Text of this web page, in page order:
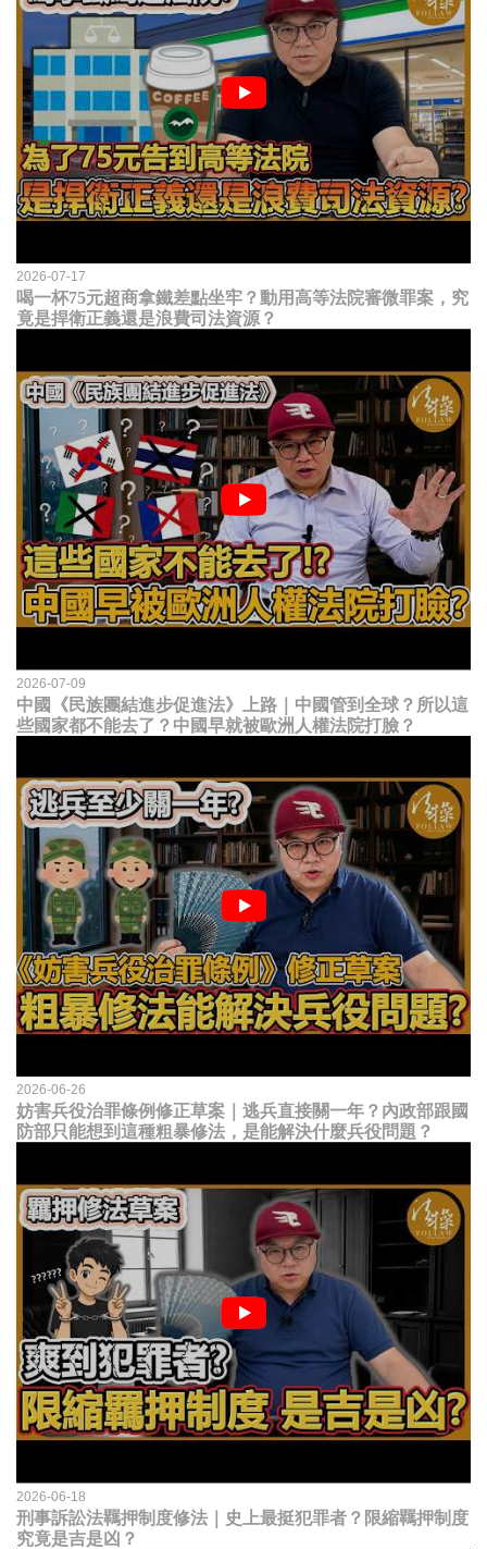
2026-07-17
喝一杯75元超商拿鐵差點坐牢？動用高等法院審微罪案，究
竟是捍衛正義還是浪費司法資源？
2026-07-09
中國《民族團結進步促進法》上路｜中國管到全球？所以這
些國家都不能去了？中國早就被歐洲人權法院打臉？
2026-06-26
妨害兵役治罪條例修正草案｜逃兵直接關一年？內政部跟國
防部只能想到這種粗暴修法，是能解決什麼兵役問題？
2026-06-18
刑事訴訟法羈押制度修法｜史上最挺犯罪者？限縮羈押制度
究竟是吉是凶？